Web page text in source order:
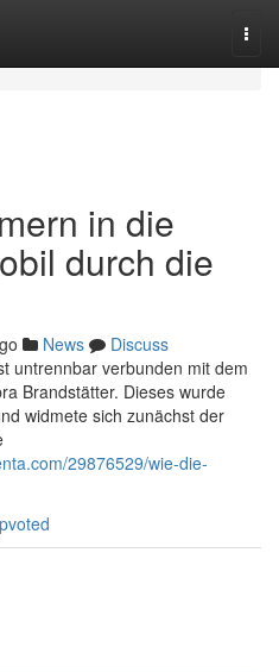
in die
durch die
News
Discuss
untrennbar verbunden mit dem
Brandstätter. Dieses wurde
widmete sich zunächst der
29876529/wie-die-